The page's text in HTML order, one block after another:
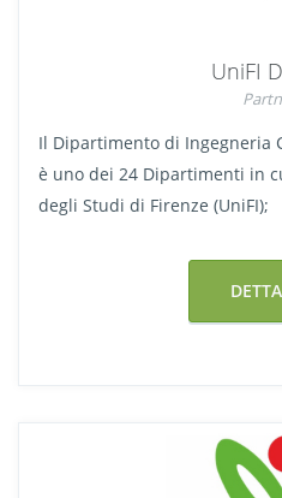
UniFI
Il Dipartimento di Ingegneria
è uno dei 24 Dipartimenti in
degli Studi di Firenze (UniFI);